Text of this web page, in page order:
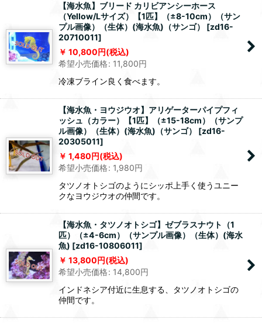
【海水魚】ブリード カリビアンシーホース
（Yellow/Lサイズ）【1匹】（±8-10cm）（サン
プル画像）（生体）(海水魚)（サンゴ）
[zd16-
20710011]
10,800円(税込)
希望小売価格: 11,800円
冷凍ブライン良く食べます。
【海水魚・ヨウジウオ】アリゲーターパイプフィ
ッシュ（カラー）【1匹】（±15-18cm）（サンプ
ル画像）（生体）(海水魚)（サンゴ）
[zd16-
20305011]
1,480円(税込)
希望小売価格: 1,980円
タツノオトシゴのようにシッポ上手く使うユニー
クなヨウジウオの仲間です。
【海水魚・タツノオトシゴ】ゼブラスナウト（1
匹）（±4-6cm）（サンプル画像）（生体）(海水
魚) [zd16-10806011]
13,800円(税込)
希望小売価格: 14,800円
インドネシア付近に生息する、タツノオトシゴの
仲間です。